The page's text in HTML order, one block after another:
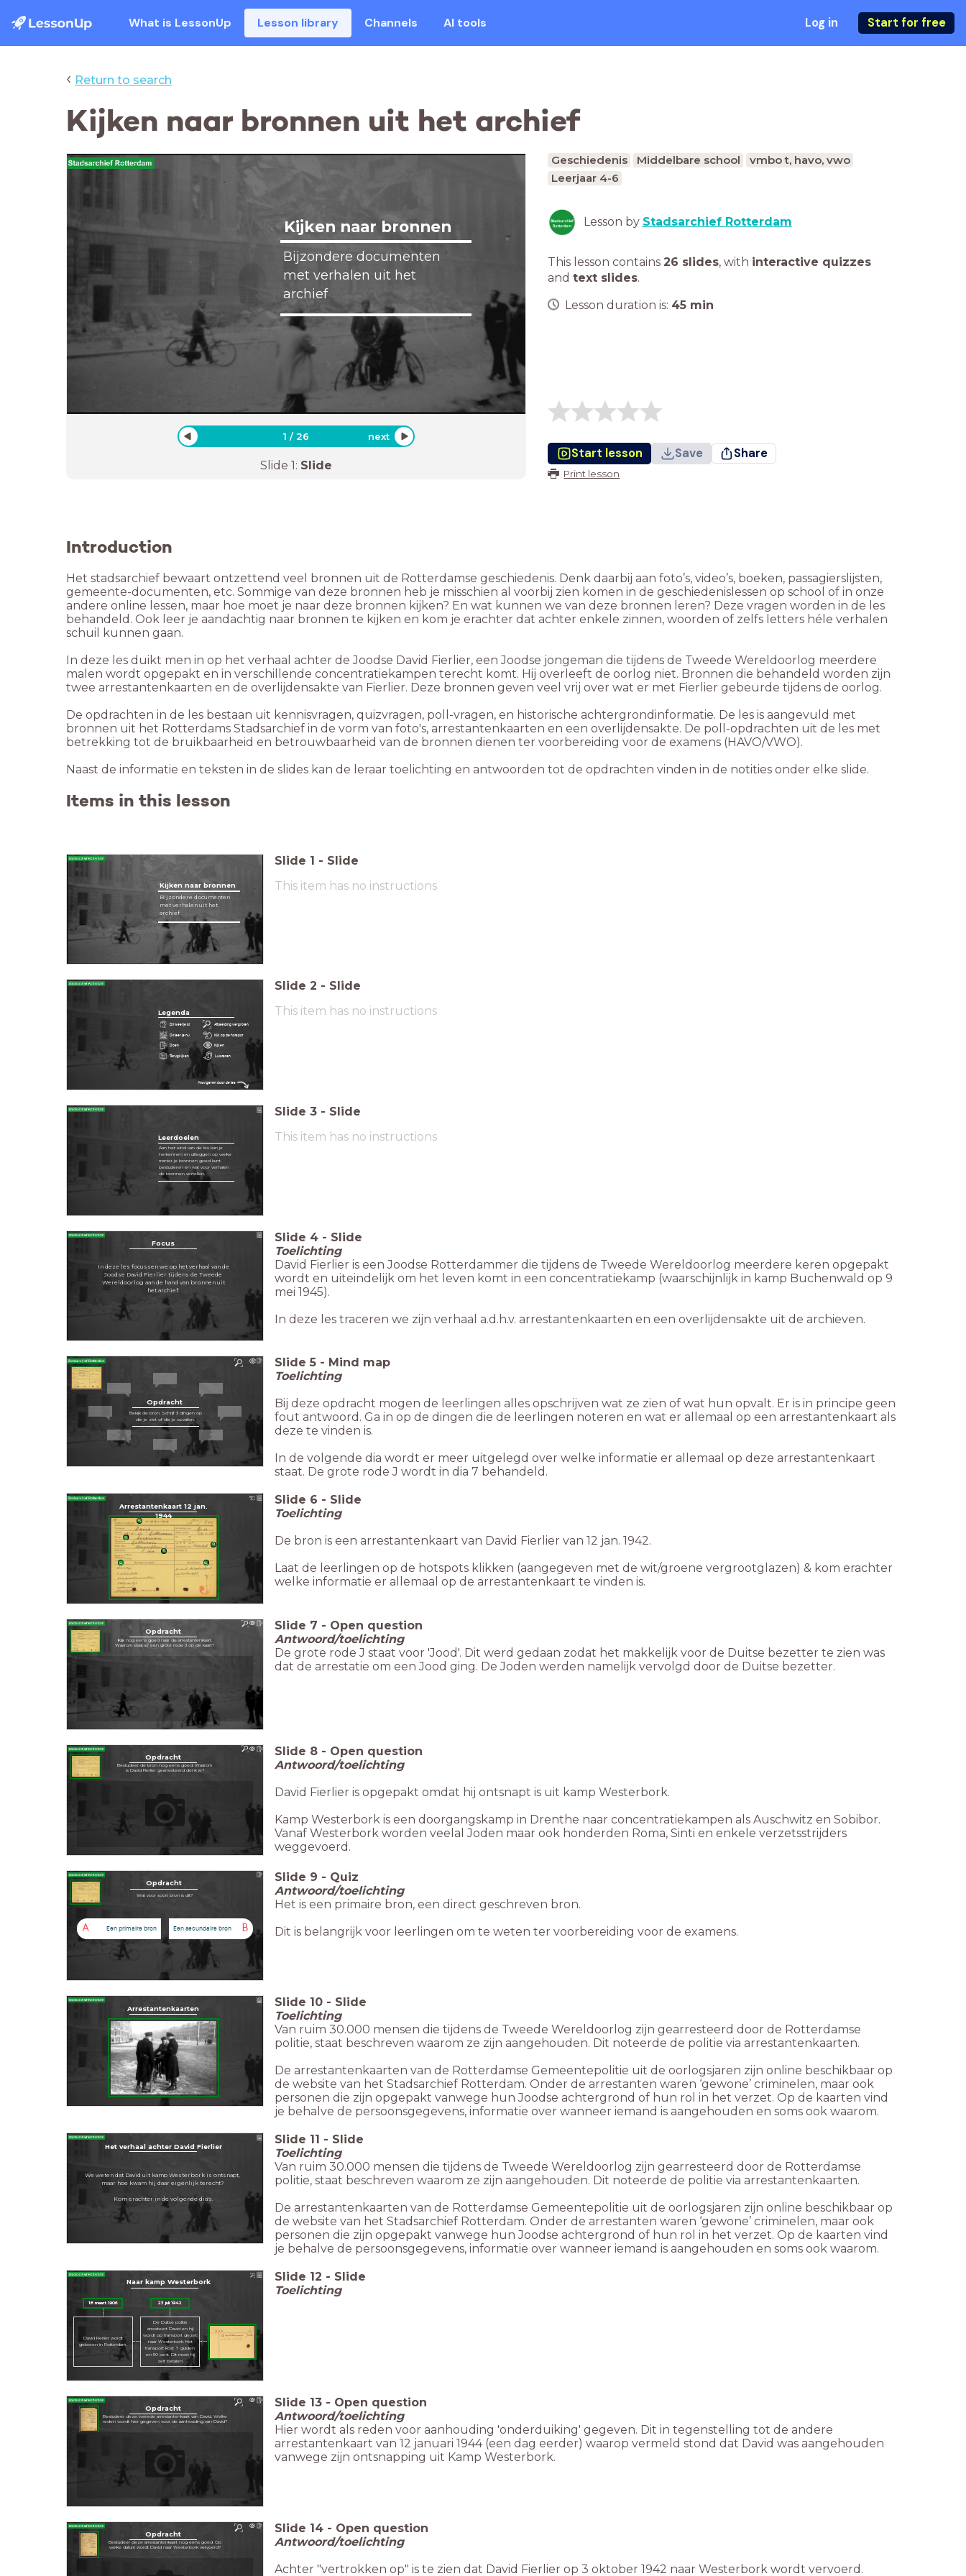
What is LessonUp Lesson library Channels AI tools Log in Start for free
‹ Return to search
Kijken naar bronnen uit het archief
Bijzondere documenten
met verhalen uit het
archief
Kijken naar bronnen
1 /26 next
Slide 1: Slide
Geschiedenis Middelbare school
vmbo t, havo, vwo
Leerjaar 4-6
Lesson by Stadsarchief Rotterdam
This lesson contains 26 slides, with interactive quizzes
and text slides.
Lesson duration is: 45 min
Start lesson Save Share
Print lesson
Introduction
Het stadsarchief bewaart ontzettend veel bronnen uit de Rotterdamse geschiedenis. Denk daarbij aan foto’s, video’s, boeken, passagierslijsten,
gemeente-documenten, etc. Sommige van deze bronnen heb je misschien al voorbij zien komen in de geschiedenislessen op school of in onze
andere online lessen, maar hoe moet je naar deze bronnen kijken? En wat kunnen we van deze bronnen leren? Deze vragen worden in de les
behandeld. Ook leer je aandachtig naar bronnen te kijken en kom je erachter dat achter enkele zinnen, woorden of zelfs letters héle verhalen
schuil kunnen gaan.
In deze les duikt men in op het verhaal achter de Joodse David Fierlier, een Joodse jongeman die tijdens de Tweede Wereldoorlog meerdere
malen wordt opgepakt en in verschillende concentratiekampen terecht komt. Hij overleeft de oorlog niet. Bronnen die behandeld worden zijn
twee arrestantenkaarten en de overlijdensakte van Fierlier. Deze bronnen geven veel vrij over wat er met Fierlier gebeurde tijdens de oorlog.
De opdrachten in de les bestaan uit kennisvragen, quizvragen, poll-vragen, en historische achtergrondinformatie. De les is aangevuld met
bronnen uit het Rotterdams Stadsarchief in de vorm van foto's, arrestantenkaarten en een overlijdensakte. De poll-opdrachten uit de les met
betrekking tot de bruikbaarheid en betrouwbaarheid van de bronnen dienen ter voorbereiding voor de examens (HAVO/VWO).
Naast de informatie en teksten in de slides kan de leraar toelichting en antwoorden tot de opdrachten vinden in de notities onder elke slide.
Items in this lesson
Bijzondere documenten
met verhalen uit het
archief
Kijken naar bronnen
Slide 1 - Slide
This item has no instructions
Dit leer je nu
Dit weet je al
Doen
Terugkijken
Klik op de hotspot
Afbeelding vergroten
Navigeren door de les
Legenda
Kijken
Luisteren
Slide 2 - Slide
This item has no instructions
Leerdoelen
Aan het eind van de les kun je
herkennen en uitleggen op welke
manier je bronnen goed kunt
bestuderen en wat voor verhalen
de bronnen vertellen.
Slide 3 - Slide
This item has no instructions
Focus
In deze les focussen we op het verhaal van de
Joodse David Fierlier tijdens de Tweede
Wereldoorlog aan de hand van bronnen uit
het archief.
Slide 4 - Slide
Toelichting
David Fierlier is een Joodse Rotterdammer die tijdens de Tweede Wereldoorlog meerdere keren opgepakt
wordt en uiteindelijk om het leven komt in een concentratiekamp (waarschijnlijk in kamp Buchenwald op 9
mei 1945).
In deze les traceren we zijn verhaal a.d.h.v. arrestantenkaarten en een overlijdensakte uit de archieven.
Opdracht
Bekijk de bron. Schrijf 3 dingen op
die je ziet of die je opvallen.
Slide 5 - Mind map
Toelichting
Bij deze opdracht mogen de leerlingen alles opschrijven wat ze zien of wat hun opvalt. Er is in principe geen
fout antwoord. Ga in op de dingen die de leerlingen noteren en wat er allemaal op een arrestantenkaart als
deze te vinden is.
In de volgende dia wordt er meer uitgelegd over welke informatie er allemaal op deze arrestantenkaart
staat. De grote rode J wordt in dia 7 behandeld.
Arrestantenkaart 12 jan.
1944
Slide 6 - Slide
Toelichting
De bron is een arrestantenkaart van David Fierlier van 12 jan. 1942.
Laat de leerlingen op de hotspots klikken (aangegeven met de wit/groene vergrootglazen) & kom erachter
welke informatie er allemaal op de arrestantenkaart te vinden is.
Kijk nog eens goed naar de arrestantenkaart.
Waarom staat er een grote rode J op de kaart?
Opdracht Slide 7 - Open question
Antwoord/toelichting
De grote rode J staat voor 'Jood'. Dit werd gedaan zodat het makkelijk voor de Duitse bezetter te zien was
dat de arrestatie om een Jood ging. De Joden werden namelijk vervolgd door de Duitse bezetter.
Bestudeer de bron nog eens goed. Waarom
is David Fierlier gearresteerd denk je?
Opdracht Slide 8 - Open question
Antwoord/toelichting
David Fierlier is opgepakt omdat hij ontsnapt is uit kamp Westerbork.
Kamp Westerbork is een doorgangskamp in Drenthe naar concentratiekampen als Auschwitz en Sobibor.
Vanaf Westerbork worden veelal Joden maar ook honderden Roma, Sinti en enkele verzetsstrijders
weggevoerd.
Wat voor soort bron is dit?
Opdracht
A Een primaire bron B
Een secundaire bron
Slide 9 - Quiz
Antwoord/toelichting
Het is een primaire bron, een direct geschreven bron.
Dit is belangrijk voor leerlingen om te weten ter voorbereiding voor de examens.
Arrestantenkaarten Slide 10 - Slide
Toelichting
Van ruim 30.000 mensen die tijdens de Tweede Wereldoorlog zijn gearresteerd door de Rotterdamse
politie, staat beschreven waarom ze zijn aangehouden. Dit noteerde de politie via arrestantenkaarten.
De arrestantenkaarten van de Rotterdamse Gemeentepolitie uit de oorlogsjaren zijn online beschikbaar op
de website van het Stadsarchief Rotterdam. Onder de arrestanten waren ‘gewone’ criminelen, maar ook
personen die zijn opgepakt vanwege hun Joodse achtergrond of hun rol in het verzet. Op de kaarten vind
je behalve de persoonsgegevens, informatie over wanneer iemand is aangehouden en soms ook waarom.
Het verhaal achter David Fierlier
We weten dat David uit kamp Westerbork is ontsnapt,
maar hoe kwam hij daar eigenlijk terecht?
Kom erachter in de volgende dia's.
Slide 11 - Slide
Toelichting
Van ruim 30.000 mensen die tijdens de Tweede Wereldoorlog zijn gearresteerd door de Rotterdamse
politie, staat beschreven waarom ze zijn aangehouden. Dit noteerde de politie via arrestantenkaarten.
De arrestantenkaarten van de Rotterdamse Gemeentepolitie uit de oorlogsjaren zijn online beschikbaar op
de website van het Stadsarchief Rotterdam. Onder de arrestanten waren ‘gewone’ criminelen, maar ook
personen die zijn opgepakt vanwege hun Joodse achtergrond of hun rol in het verzet. Op de kaarten vind
je behalve de persoonsgegevens, informatie over wanneer iemand is aangehouden en soms ook waarom.
David Fierlier wordt
geboren in Rotterdam.
De Duitse politie
arresteert David en hij
wordt op transport gezet
naar Westerbork. Het
transport kost 7 gulden
en 50 cent. Dit moet hij
zelf betalen.
18 maart 1906 23 juli1942
Naar kamp Westerbork Slide 12 - Slide
Toelichting
Bestudeer deze tweede arrestantenkaart van David. Welke
reden wordt hier gegeven voor de aanhouding van David?
Opdracht Slide 13 - Open question
Antwoord/toelichting
Hier wordt als reden voor aanhouding 'onderduiking' gegeven. Dit in tegenstelling tot de andere
arrestantenkaart van 12 januari 1944 (een dag eerder) waarop vermeld stond dat David was aangehouden
vanwege zijn ontsnapping uit Kamp Westerbork.
Bestudeer deze arrestantenkaart nog eens goed. Op
welke datum wordt David naar Westerbork vervoerd?
Opdracht Slide 14 - Open question
Antwoord/toelichting
Achter "vertrokken op" is te zien dat David Fierlier op 3 oktober 1942 naar Westerbork wordt vervoerd.